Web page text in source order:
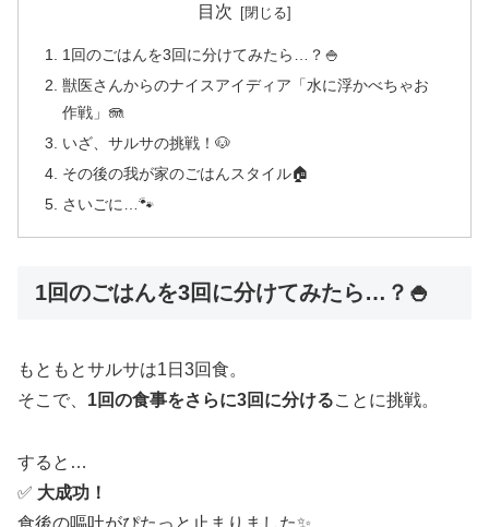
目次
1回のごはんを3回に分けてみたら…？🍚
獣医さんからのナイスアイディア「水に浮かべちゃお
作戦」🪼
いざ、サルサの挑戦！🐶
その後の我が家のごはんスタイル🏠
さいごに…🐾
1回のごはんを3回に分けてみたら…？🍚
もともとサルサは1日3回食。
そこで、 1回の食事をさらに3回に分けることに挑戦。
すると…
✅ 大成功！
食後の嘔吐がぴたっと止まりました✨